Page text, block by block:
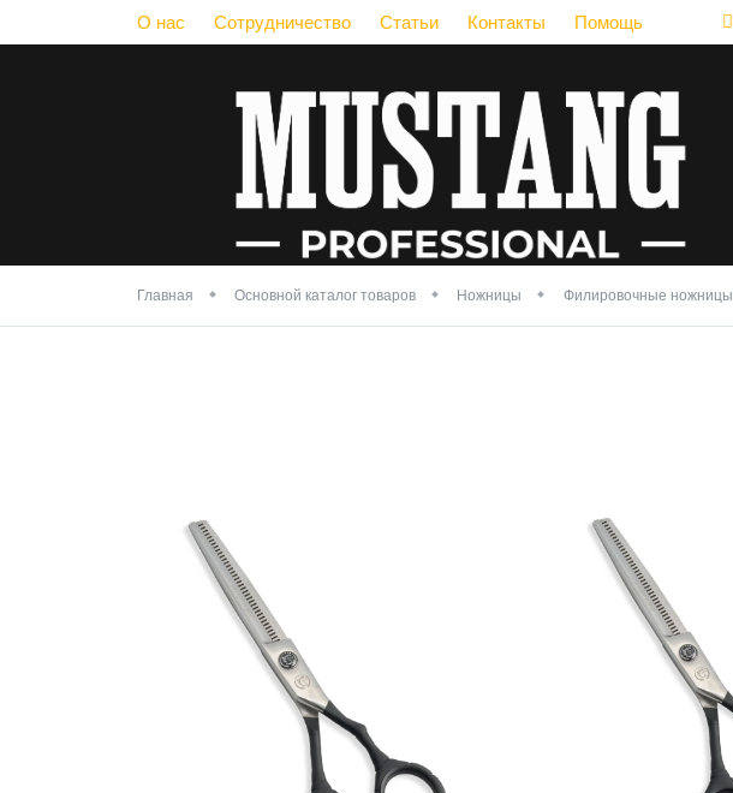
О нас Сотрудничество Статьи Контакты Помощь
Главная Основной каталог товаров Ножницы Филировочные ножницы